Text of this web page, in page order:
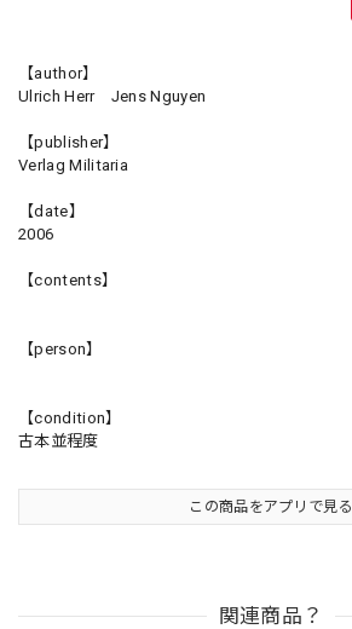
【author】
Ulrich Herr Jens Nguyen
【publisher】
Verlag Militaria
【date】
2006
【contents】
【person】
【condition】
古本並程度
この商品をアプリで見る
関連商品？